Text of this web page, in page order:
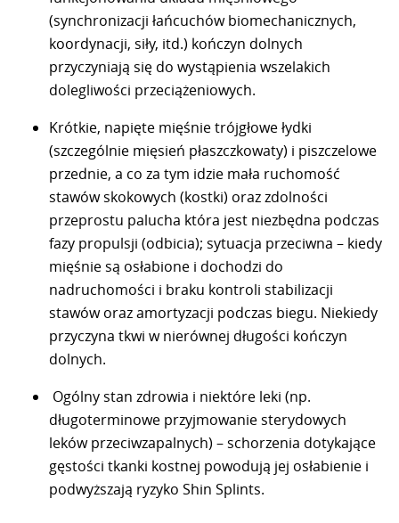
(synchronizacji łańcuchów biomechanicznych,
koordynacji, siły, itd.) kończyn dolnych
przyczyniają się do wystąpienia wszelakich
dolegliwości przeciążeniowych.
Krótkie, napięte mięśnie trójgłowe łydki
(szczególnie mięsień płaszczkowaty) i piszczelowe
przednie, a co za tym idzie mała ruchomość
stawów skokowych (kostki) oraz zdolności
przeprostu palucha która jest niezbędna podczas
fazy propulsji (odbicia); sytuacja przeciwna – kiedy
mięśnie są osłabione i dochodzi do
nadruchomości i braku kontroli stabilizacji
stawów oraz amortyzacji podczas biegu. Niekiedy
przyczyna tkwi w nierównej długości kończyn
dolnych.
Ogólny stan zdrowia i niektóre leki (np.
długoterminowe przyjmowanie sterydowych
leków przeciwzapalnych) – schorzenia dotykające
gęstości tkanki kostnej powodują jej osłabienie i
podwyższają ryzyko Shin Splints.